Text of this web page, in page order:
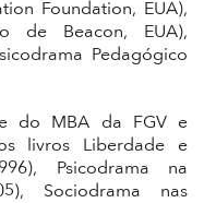
Foundation, EUA),
de Beacon, EUA),
Pedagógico
do MBA da FGV e
livros Liberdade e
Psicodrama na
Sociodrama nas